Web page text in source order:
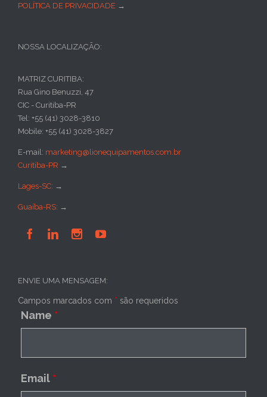
POLÍTICA DE PRIVACIDADE →
NOSSA LOCALIZAÇÃO:
MATRIZ CURITIBA:
Rua Gino Benuzzi, 47
CIC - Curitiba-PR
Tel: +55 (41) 3028-3810
Mobile: +55 (41) 3028-3827
E-mail: marketing@lionequipamentos.com.br
Curitiba-PR →
Lages-SC: →
Guaíba-RS: →
   
ENVIE UMA MENSAGEM:
Campos marcados com * são requeridos
Name *
Email *